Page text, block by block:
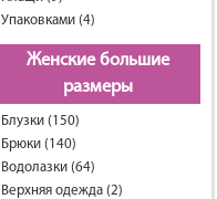
Упаковками (4)
Женские большие
размеры
Блузки (150)
Брюки (140)
Водолазки (64)
Верхняя одежда (2)